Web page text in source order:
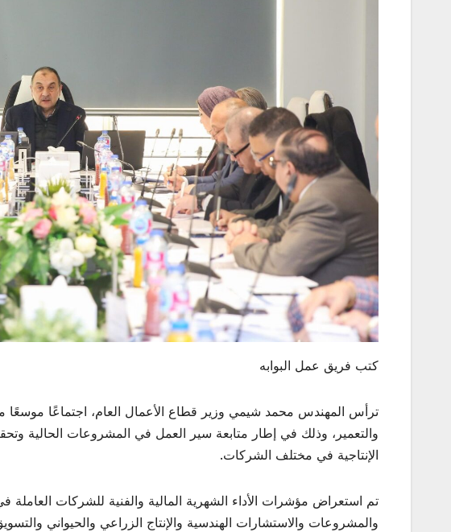
كتب فريق عمل البوابه
ترأس المهندس محمد شيمي وزير قطاع الأعمال العام، اجتماعًا موسعًا
والتعمير، وذلك في إطار متابعة سير العمل في المشروعات الحالية
الإنتاجية في مختلف الشركات.
تم استعراض مؤشرات الأداء الشهرية المالية والفنية للشركات العاملة
والمشروعات والاستشارات الهندسية والإنتاج الزراعي والحيواني